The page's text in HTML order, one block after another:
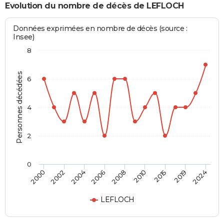
Evolution du nombre de décès de LEFLOCH
Personnes décédées
Données exprimées en nombre de décès (source :
Insee)
LEFLOCH
2000 2002 2004 2006 2008 2010 2015 2019 2024
0
2
4
6
8